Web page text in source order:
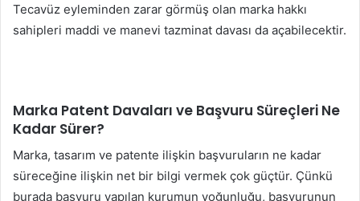
Tecavüz eyleminden zarar görmüş olan marka hakkı
sahipleri maddi ve manevi tazminat davası da açabilecektir.
Marka Patent Davaları ve Başvuru Süreçleri Ne
Kadar Sürer?
Marka, tasarım ve patente ilişkin başvuruların ne kadar
süreceğine ilişkin net bir bilgi vermek çok güçtür. Çünkü
burada başvuru yapılan kurumun yoğunluğu, başvurunun